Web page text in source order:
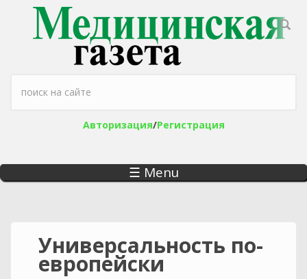
Перейти к основному содержанию
Форма поиска
Авторизация/Регистрация
☰ Menu
Универсальность по-
европейски